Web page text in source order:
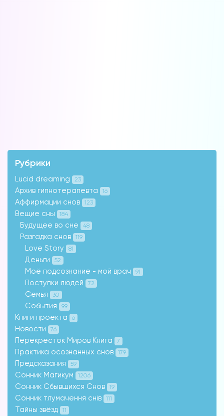
Рубрики
Lucid dreaming 23
Архив гипнотерапевта 16
Аффирмации снов 123
Вещие сны 184
Будущее во сне 48
Разгадка снов 119
Love Story 81
Деньги 52
Моё подсознание - мой врач 91
Поступки людей 72
Семья 30
События 99
Книги проекта 6
Новости 76
Перекресток Миров Книга 7
Практика осознанных снов 179
Предсказания 59
Сонник Магикум 1206
Сонник Сбывшихся Снов 19
Сонник тлумачення снів 111
Тайны звёзд 11
Форум на сайте